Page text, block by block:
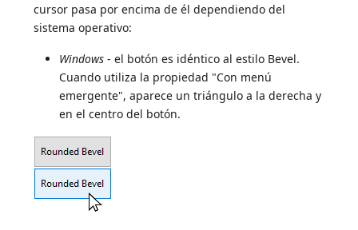
cursor pasa por encima de él dependiendo del
sistema operativo:
Windows - el botón es idéntico al estilo Bevel.
Cuando utiliza la propiedad "Con menú
emergente", aparece un triángulo a la derecha y
en el centro del botón.